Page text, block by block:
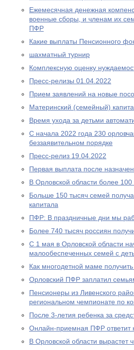
Ежемесячная денежная
военные сборы, и членам их
ПФР
Какие выплаты Пенсионного
шахматный турнир
Комплексную оценку
Пресс-релизы 01.04.2022
Прием заявлений на новые
Материнский (семейный)
Время ухода за детьми
С начала 2022 года 230
беззаявительном порядке
Пресс-релиз 19.04.2022
Первая выплата после
В Орловской области более
Больше 150 тысяч семей
капитала
ПФР: В праздничные дни мы
Более 740 тысяч россиян
С 1 мая в Орловской области
малообеспеченных семей с
Как многодетной маме
Орловский ПФР заплатил
Пенсионеры из Ливенского
региональном чемпионате по
После 3-летия ребенка за
Онлайн-приемная ПФР ответит
В Орловской области вырастет